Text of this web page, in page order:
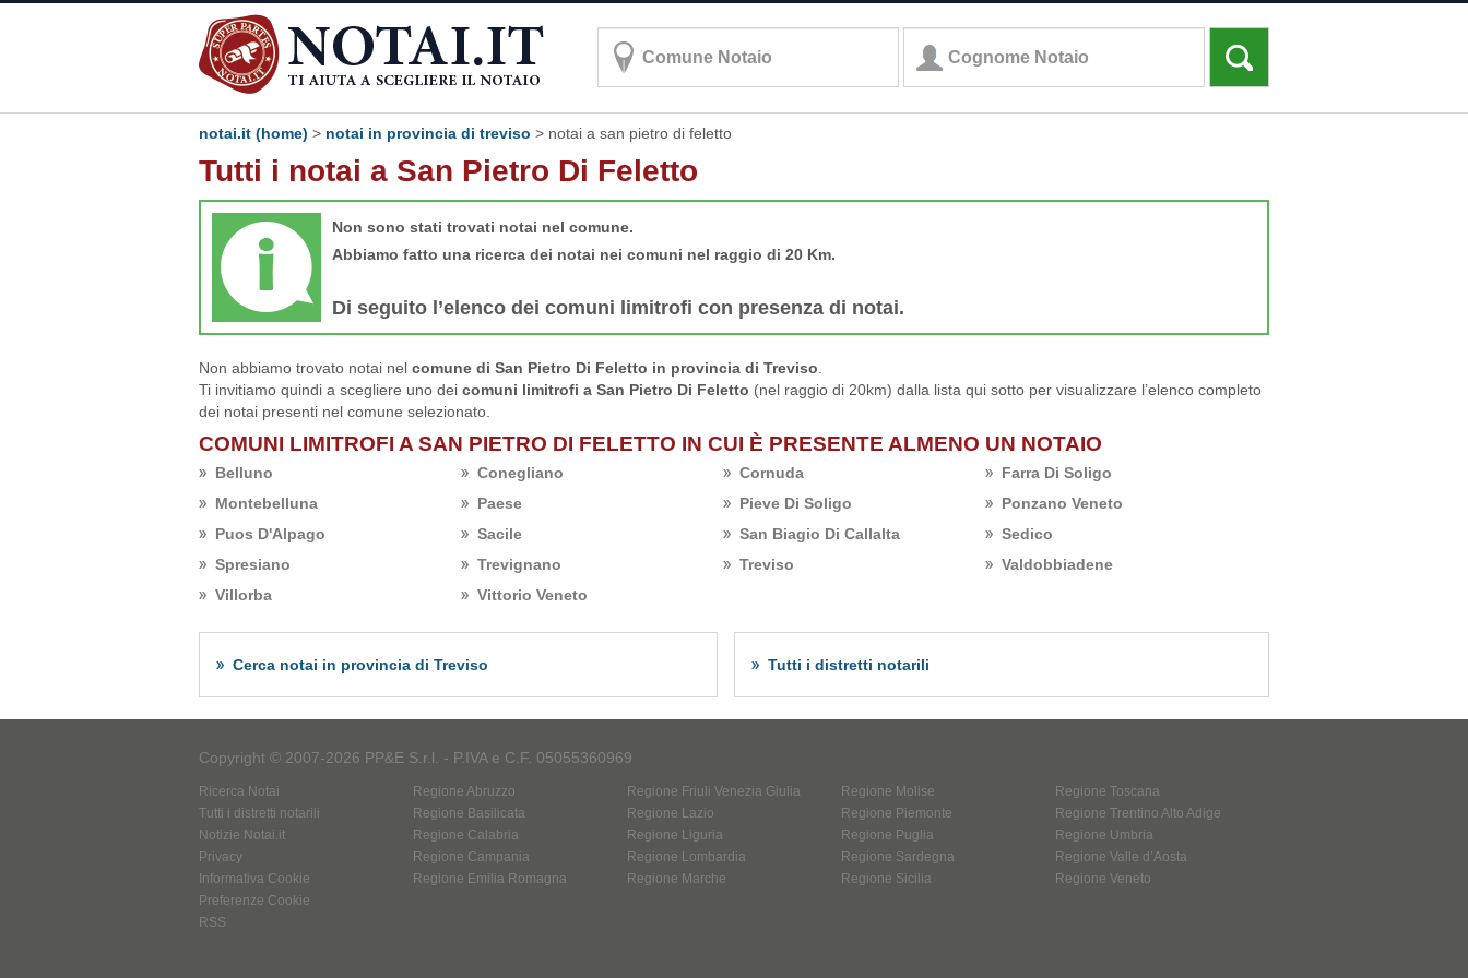
notai.it (home) > notai in provincia di treviso > notai a san pietro di feletto
Tutti i notai a San Pietro Di Feletto
Non sono stati trovati notai nel comune.
Abbiamo fatto una ricerca dei notai nei comuni nel raggio di 20 Km.
Di seguito l’elenco dei comuni limitrofi con presenza di notai.
Non abbiamo trovato notai nel comune di San Pietro Di Feletto in provincia di Treviso
Ti invitiamo quindi a scegliere uno dei comuni limitrofi a San Pietro Di Feletto (nel raggio di 20km) dalla lista qui sotto per visualizzare l’elenco completo
dei notai presenti nel comune selezionato.
COMUNI LIMITROFI A SAN PIETRO DI FELETTO IN CUI È PRESENTE ALMENO UN NOTAIO
Belluno Conegliano Cornuda
Farra Di Soligo
Montebelluna
Paese Pieve Di Soligo
Ponzano Veneto
Puos D'Alpago
Sacile San Biagio Di Callalta
Sedico
Spresiano
Trevignano Treviso
Valdobbiadene
Villorba
Vittorio Veneto
Cerca notai in provincia di Treviso Tutti i distretti notarili
Copyright © 2007-2026 PP&E S.r.l. - P.IVA e C.F. 05055360969
Ricerca Notai
Tutti i distretti notarili
Notizie Notai.it
Privacy
Informativa Cookie
Preferenze Cookie
RSS
Regione Abruzzo
Regione Basilicata
Regione Calabria
Regione Campania
Regione Emilia Romagna
Regione Friuli Venezia Giulia
Regione Lazio
Regione Liguria
Regione Lombardia
Regione Marche
Regione Molise
Regione Piemonte
Regione Puglia
Regione Sardegna
Regione Sicilia
Regione Toscana
Regione Trentino Alto Adige
Regione Umbria
Regione Valle d’Aosta
Regione Veneto